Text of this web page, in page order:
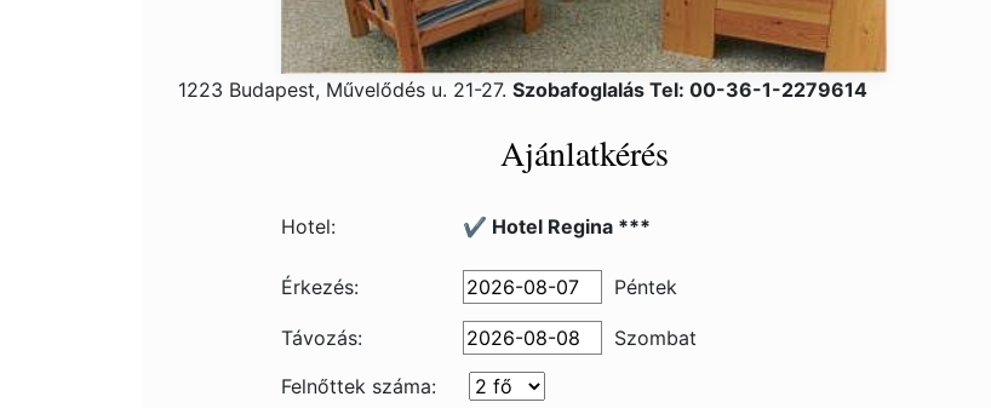
1223 Budapest, Művelődés u. 21-27. Szobafoglalás Tel: 00-36-1-2279614
Ajánlatkérés
Hotel: ✔️ Hotel Regina ***
Érkezés: Péntek
Távozás:
Szombat
Felnőttek száma: